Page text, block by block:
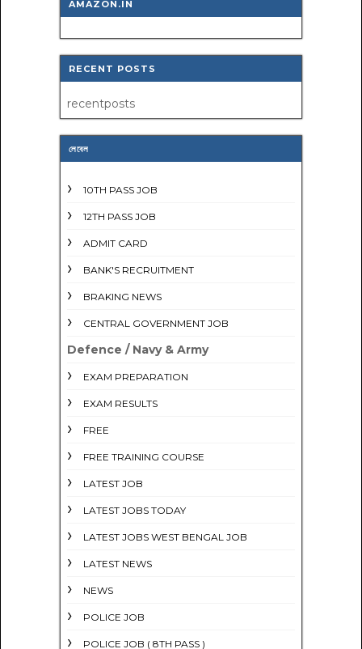
AMAZON.IN
RECENT POSTS
recentposts
লেবেল
10TH PASS JOB
12TH PASS JOB
ADMIT CARD
BANK'S RECRUITMENT
BRAKING NEWS
CENTRAL GOVERNMENT JOB
Defence / Navy & Army
EXAM PREPARATION
EXAM RESULTS
FREE
FREE TRAINING COURSE
LATEST JOB
LATEST JOBS TODAY
LATEST JOBS WEST BENGAL JOB
LATEST NEWS
NEWS
POLICE JOB
POLICE JOB ( 8TH PASS )